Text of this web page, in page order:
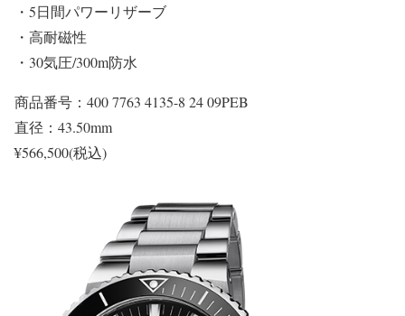
・5日間パワーリザーブ
・高耐磁性
・30気圧/300m防水
商品番号：400 7763 4135-8 24 09PEB
直径：43.50mm
¥566,500(税込)